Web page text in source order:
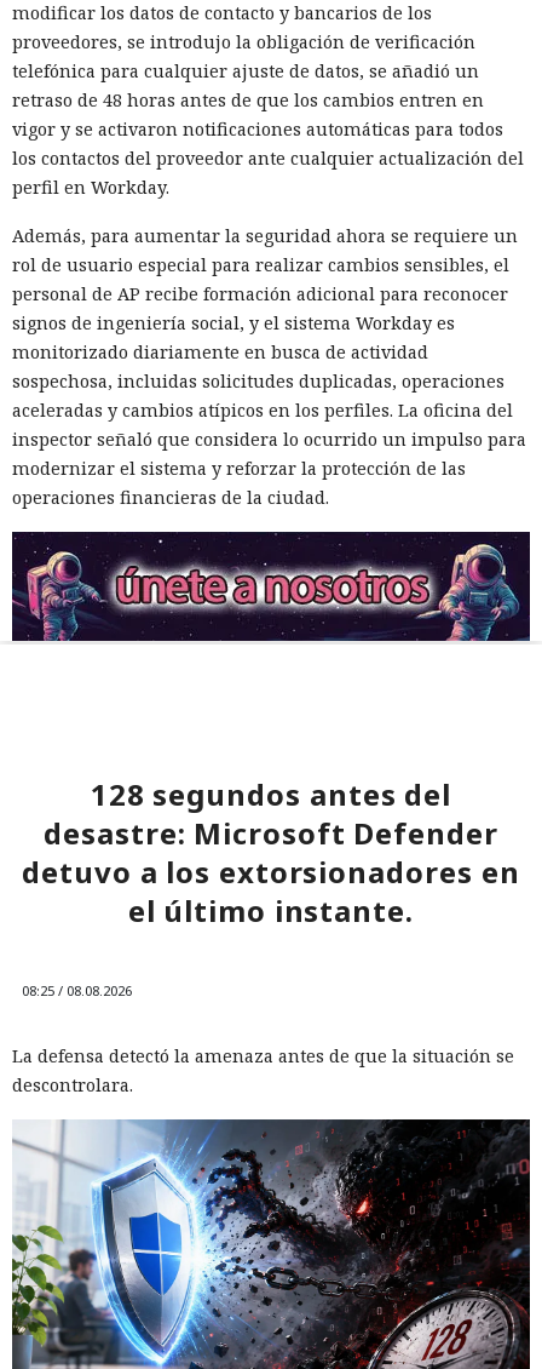
modificar los datos de contacto y bancarios de los
proveedores, se introdujo la obligación de verificación
telefónica para cualquier ajuste de datos, se añadió un
retraso de 48 horas antes de que los cambios entren en
vigor y se activaron notificaciones automáticas para todos
los contactos del proveedor ante cualquier actualización del
perfil en Workday.
Además, para aumentar la seguridad ahora se requiere un
rol de usuario especial para realizar cambios sensibles, el
personal de AP recibe formación adicional para reconocer
signos de ingeniería social, y el sistema Workday es
monitorizado diariamente en busca de actividad
sospechosa, incluidas solicitudes duplicadas, operaciones
aceleradas y cambios atípicos en los perfiles. La oficina del
inspector señaló que considera lo ocurrido un impulso para
modernizar el sistema y reforzar la protección de las
operaciones financieras de la ciudad.
128 segundos antes del
desastre: Microsoft Defender
detuvo a los extorsionadores en
el último instante.
08:25 / 08.08.2026
La defensa detectó la amenaza antes de que la situación se
descontrolara.